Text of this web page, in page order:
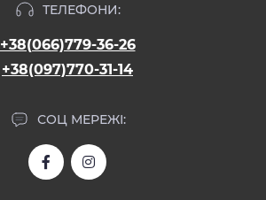
ТЕЛЕФОНИ:
+38(066)779-36-26
+38(097)770-31-14
СОЦ МЕРЕЖІ: